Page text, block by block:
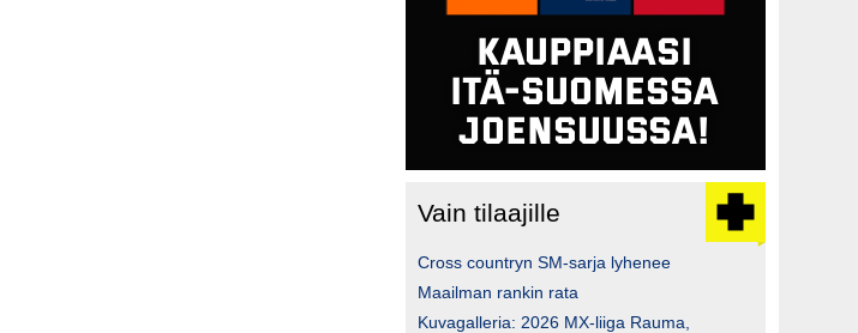
Vain tilaajille
Cross countryn SM-sarja lyhenee
Maailman rankin rata
Kuvagalleria: 2026 MX-liiga Rauma,